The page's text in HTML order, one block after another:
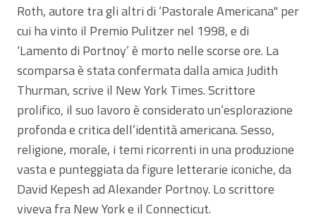
Roth, autore tra gli altri di ‘Pastorale Americana" per
cui ha vinto il Premio Pulitzer nel 1998, e di
‘Lamento di Portnoy’ è morto nelle scorse ore. La
scomparsa è stata confermata dalla amica Judith
Thurman, scrive il New York Times. Scrittore
prolifico, il suo lavoro è considerato un’esplorazione
profonda e critica dell’identità americana. Sesso,
religione, morale, i temi ricorrenti in una produzione
vasta e punteggiata da figure letterarie iconiche, da
David Kepesh ad Alexander Portnoy. Lo scrittore
viveva fra New York e il Connecticut.